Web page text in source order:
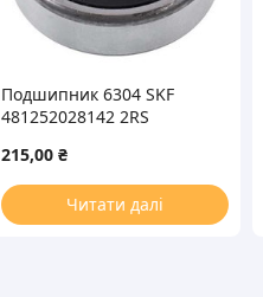
Подшипник 6304 SKF
481252028142 2RS
215,00₴
Читати далі